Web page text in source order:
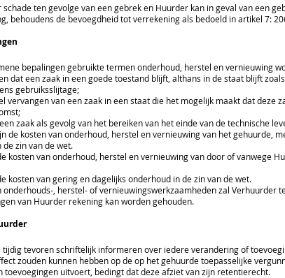
ten gevolge van een gebrek en Huurder kan in geval van een
behoudens de bevoegdheid tot verrekening als bedoeld in artikel 7:
bepalingen gebruikte termen onderhoud, herstel en vernieuwing
een zaak in een goede toestand blijft, althans in de staat blijft
gebruiksslijtage;
van een zaak in een staat die het mogelijk maakt dat deze
zaak als gevolg van het bereiken van het einde van de technische
kosten van onderhoud, herstel en vernieuwing van het gehuurde,
zin van de wet.
van onderhoud, herstel en vernieuwing van door of vanwege
van gering en dagelijks onderhoud in de zin van de wet.
, herstel- of vernieuwingswerkzaamheden zal Verhuurder
van Huurder rekening kan worden gehouden.
tevoren schriftelijk informeren over iedere verandering of
zouden kunnen hebben op de op het gehuurde toepasselijke
toevoegingen uitvoert, bedingt dat deze afziet van zijn retentierecht.